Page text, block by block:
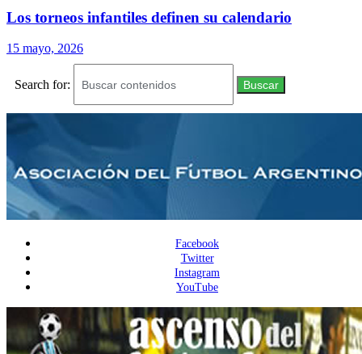
Los torneos infantiles definen su calendario
15 mayo, 2026
Search for: Buscar
Facebook
Twitter
Instagram
YouTube